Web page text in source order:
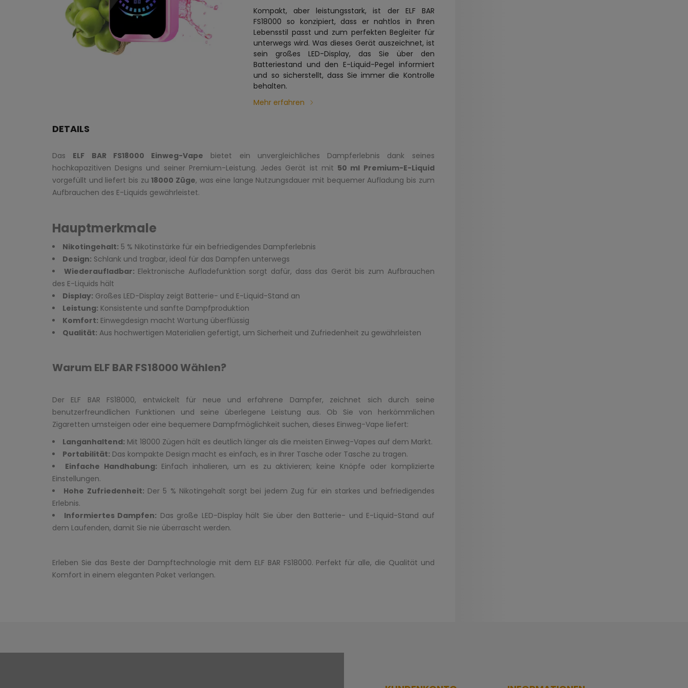
Kompakt, aber leistungsstark, ist der ELF BAR
FS18000 so konzipiert, dass er nahtlos in Ihren
Lebensstil passt und zum perfekten Begleiter für
unterwegs wird. Was dieses Gerät auszeichnet, ist
sein großes LED-Display, das Sie über den
Batteriestand und den E-Liquid-Pegel informiert
und so sicherstellt, dass Sie immer die Kontrolle
behalten.
Mehr erfahren
DETAILS
Das ELF BAR FS18000 Einweg-Vape bietet ein unvergleichliches Dampferlebnis dank seines
hochkapazitiven Designs und seiner Premium-Leistung. Jedes Gerät ist mit 50 ml Premium-E-Liquid
vorgefüllt und liefert bis zu18000 Züge, was eine lange Nutzungsdauer mit bequemer Aufladung bis zum
Aufbrauchen des E-Liquids gewährleistet.
Hauptmerkmale
Nikotingehalt: 5 % Nikotinstärke für ein befriedigendes Dampferlebnis
Design: Schlank und tragbar, ideal für das Dampfen unterwegs
Wiederaufladbar: Elektronische Aufladefunktion sorgt dafür, dass das Gerät bis zum Aufbrauchen
des E-Liquids hält
Display: Großes LED-Display zeigt Batterie- und E-Liquid-Stand an
Leistung: Konsistente und sanfte Dampfproduktion
Komfort: Einwegdesign macht Wartung überflüssig
Qualität: Aus hochwertigen Materialien gefertigt, um Sicherheit und Zufriedenheit zu gewährleisten
Warum ELF BAR FS18000 Wählen?
Der ELF BAR FS18000, entwickelt für neue und erfahrene Dampfer, zeichnet sich durch seine
benutzerfreundlichen Funktionen und seine überlegene Leistung aus. Ob Sie von herkömmlichen
Zigaretten umsteigen oder eine bequemere Dampfmöglichkeit suchen, dieses Einweg-Vape liefert:
Langanhaltend: Mit 18000 Zügen hält es deutlich länger als die meisten Einweg-Vapes auf dem Markt.
Portabilität: Das kompakte Design macht es einfach, es in Ihrer Tasche oder Tasche zu tragen.
Einfache Handhabung: Einfach inhalieren, um es zu aktivieren; keine Knöpfe oder komplizierte
Einstellungen.
Hohe Zufriedenheit: Der 5 % Nikotingehalt sorgt bei jedem Zug für ein starkes und befriedigendes
Erlebnis.
Informiertes Dampfen: Das große LED-Display hält Sie über den Batterie- und E-Liquid-Stand auf
dem Laufenden, damit Sie nie überrascht werden.
Erleben Sie das Beste der Dampftechnologie mit dem ELF BAR FS18000. Perfekt für alle, die Qualität und
Komfort in einem eleganten Paket verlangen.